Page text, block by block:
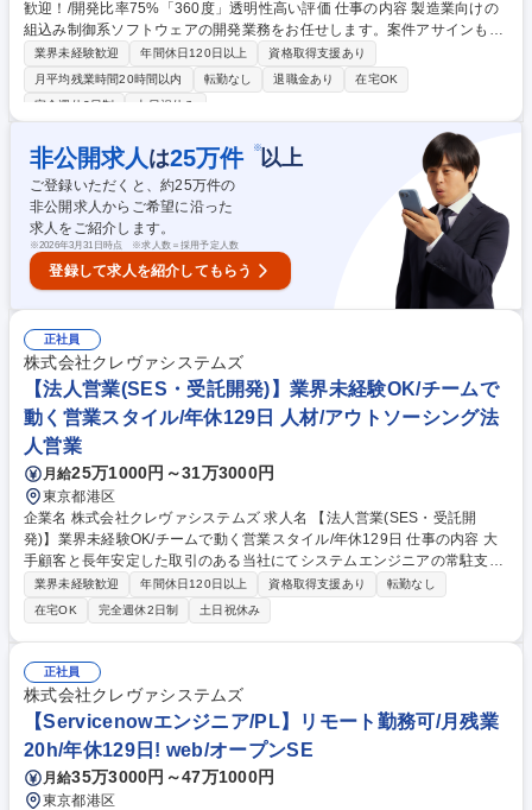
歓迎！/開発比率75%「360度」透明性高い評価 仕事の内容 製造業向けの
組込み制御系ソフトウェアの開発業務をお任せします。案件アサインも保
有スキル/成長観点/希望との一致など多角的に判断。直近の業務や作業割
合は必要な能力・経験をご覧ください。社員ファースト環境 ＜案件例＞ ■
デジタル一眼カメラ（開発環境：C++、C、Tron、担当フェーズ：調査・
リー・オートメーション向けアプリケーション（開発環境：C++、C#、担
当フェーズ：調査・分析、設計、製造） ※業務経験の豊富な方は、要件定
義/基本設計など上流工程からの参画や、管理業務もお任せします。 募集
職種 【大阪/組込(ソフト開発)】ベテラン歓迎！/開発比率75%「360度」
透明性高い評価
業界未経験歓迎 年間休日120日以上
資格取得支援あり
月平均残業時間20時間以内
転勤なし 退職金あり
在宅OK
完全週休2日制
土日祝休み
非公開求人 は25万件 ※以上
ご登録いただくと、約25万件の
非公開求人からご希望に沿った
求人をご紹介します。
※2026年3月31日時点 ※求人数＝採用予定人数
登録して求人を紹介してもらう
正社員
株式会社クレヴァシステムズ
【法人営業(SES・受託開発)】業界未経験OK/チームで
動く営業スタイル/年休129日 人材/アウトソーシング法
人営業
月給25万1000円～31万3000円
東京都港区
企業名 株式会社クレヴァシステムズ 求人名 【法人営業(SES・受託開
発)】業界未経験OK/チームで動く営業スタイル/年休129日 仕事の内容 大
手顧客と長年安定した取引のある当社にてシステムエンジニアの常駐支援
（SES）および受託システム開発案件における法人営業（ビジネスパート
ナーの開拓・連携、およびアカウント深耕）を担当いただきます。 ■シス
テムエンジニアの常駐支援（SES）および受託開発案件の法人営業を担
当。 ■既存顧客のフォロー、既存顧客の他部門への新規営業の両面の実
施。 具体的には、エンドユーザー企業・SIer・パートナー企業に対する案
件獲得提案、自社エンジニアの提案、アサイン調整、既存取引先との関係
構築・追加案件の創出、契約・単価交渉、稼働後のフォローと課題ヒアリ
ング、協力会社（パートナー）の開拓・連携などをお任せ 募集職種 【法
人営業(SES・受託開発)】業界未経験OK/チームで動く営業スタイル/年休1
29日
業界未経験歓迎 年間休日120日以上 資格取得支援あり
転勤なし
在宅OK
完全週休2日制 土日祝休み
正社員
株式会社クレヴァシステムズ
【Servicenowエンジニア/PL】リモート勤務可/月残業
20h/年休129日! web/オープンSE
月給35万3000円～47万1000円
東京都港区